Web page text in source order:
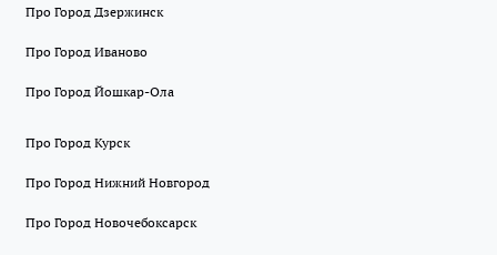
Про Город Дзержинск
Про Город Иваново
Про Город Йошкар-Ола
Про Город Курск
Про Город Нижний Новгород
Про Город Новочебоксарск